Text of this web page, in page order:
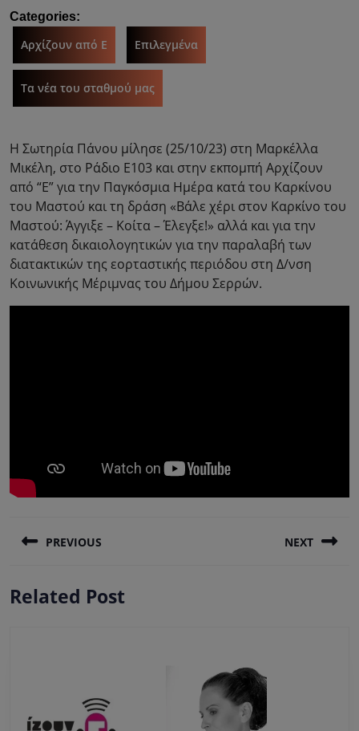
Categories:
Αρχίζουν από Ε Επιλεγμένα
Τα νέα του σταθμού μας
Η Σωτηρία Πάνου μίλησε (25/10/23) στη Μαρκέλλα
Μικέλη, στο Ράδιο Ε103 και στην εκπομπή Αρχίζουν
από “Ε” για την Παγκόσμια Ημέρα κατά του Καρκίνου
του Μαστού και τη δράση «Βάλε χέρι στον Καρκίνο του
Μαστού: Άγγιξε – Κοίτα – Έλεγξε!» αλλά και για την
κατάθεση δικαιολογητικών για την παραλαβή των
διατακτικών της εορταστικής περιόδου στη Δ/νση
Κοινωνικής Μέριμνας του Δήμου Σερρών.
άρθρων
PREVIOUS
post:
NEXT
Related Post